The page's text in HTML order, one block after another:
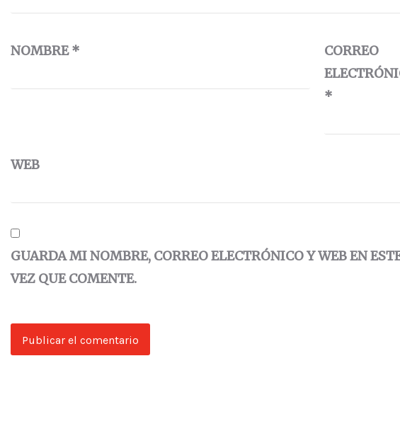
NOMBRE*
CORREO
*
WEB
GUARDA MI NOMBRE, CORREO ELECTRÓNICO Y WEB EN
VEZ QUE COMENTE.